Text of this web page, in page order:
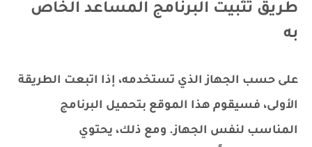
طريق تثبيت البرنامج المساعد الخاص
به
على حسب الجهاز الذي تستخدمه، إذا اتبعت الطريقة
الأولى، فسيقوم هذا الموقع بتحميل البرنامج
المناسب لنفس الجهاز. ومع ذلك، يحتوي